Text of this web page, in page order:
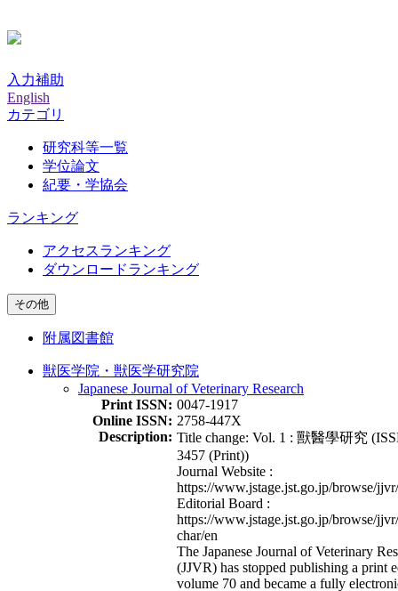
入力補助
English
カテゴリ
研究科等一覧
学位論文
紀要・学協会
ランキング
アクセスランキング
ダウンロードランキング
その他
附属図書館
獣医学院・獣医学研究院
Japanese Journal of Veterinary Research
Print ISSN: 0047-1917
Online ISSN: 2758-447X
Description: Title change: Vol. 1 : 獸醫學研究
3457 (Print))
Journal Website :
https://www.jstage.jst.go.jp/browse/
Editorial Board :
https://www.jstage.jst.go.jp/browse/
char/en
The Japanese Journal of Veterinary
(JJVR) has stopped publishing a print
volume 70 and became a fully